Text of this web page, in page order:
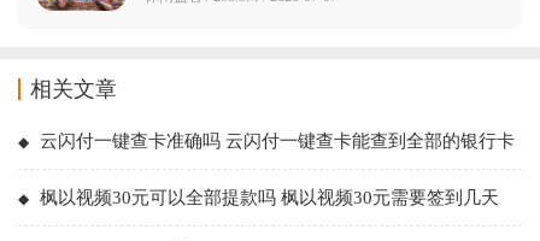
相关文章
云闪付一键查卡准确吗 云闪付一键查卡能查到全部的银行卡
枫以视频30元可以全部提款吗 枫以视频30元需要签到几天